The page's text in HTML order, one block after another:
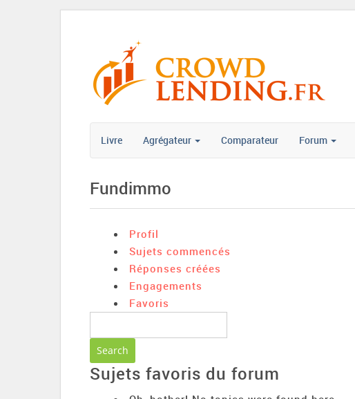
Livre Agrégateur Comparateur Forum
Fundimmo
Profil
Sujets commencés
Réponses créées
Engagements
Favoris
Sujets favoris du forum